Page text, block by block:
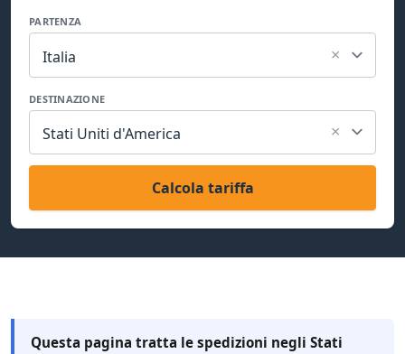
PARTENZA
Italia ×
DESTINAZIONE
Stati Uniti d'America ×
Calcola tariffa
Questa pagina tratta le spedizioni negli Stati